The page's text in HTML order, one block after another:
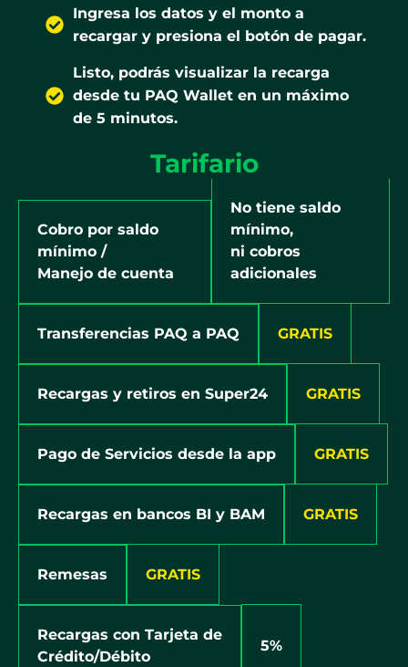
Ingresa los datos y el monto a
recargar y presiona el botón de pagar.
Listo, podrás visualizar la recarga
desde tu PAQ Wallet en un máximo
de 5 minutos.
Tarifario
Cobro por saldo
mínimo /
Manejo de cuenta
No tiene saldo
mínimo,
ni cobros
adicionales
Transferencias PAQ a PAQ GRATIS
Recargas y retiros en Super24 GRATIS
Pago de Servicios desde la app GRATIS
Recargas en bancos BI y BAM GRATIS
Remesas GRATIS
Recargas con Tarjeta de
Crédito/Débito
5%